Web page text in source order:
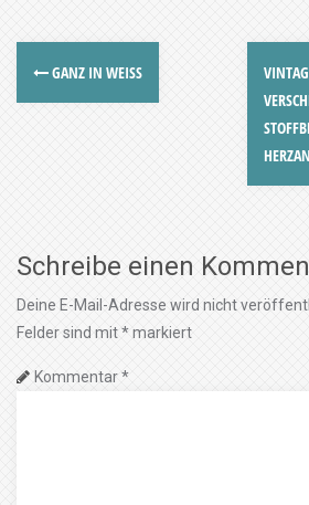
GANZ IN WEISS
Schreibe einen
Deine E-Mail-Adresse wird nicht
Felder sind mit*markiert
Kommentar*